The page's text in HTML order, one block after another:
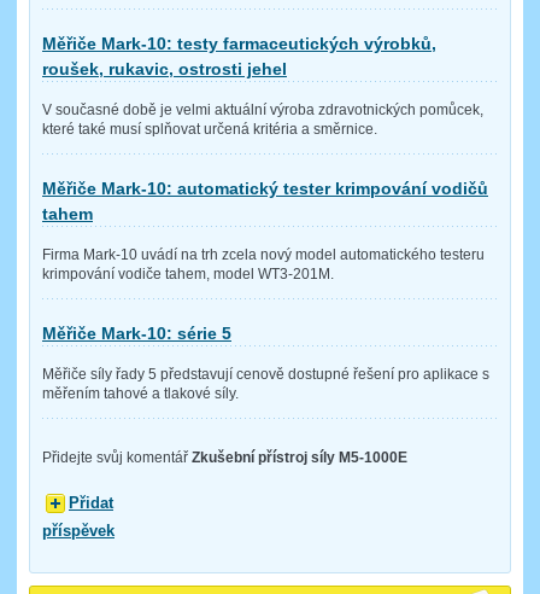
Měřiče Mark-10: testy farmaceutických výrobků,
roušek, rukavic, ostrosti jehel
V současné době je velmi aktuální výroba zdravotnických pomůcek,
které také musí splňovat určená kritéria a směrnice.
Měřiče Mark-10: automatický tester krimpování vodičů
tahem
Firma Mark-10 uvádí na trh zcela nový model automatického testeru
krimpování vodiče tahem, model WT3-201M.
Měřiče Mark-10: série 5
Měřiče síly řady 5 představují cenově dostupné řešení pro aplikace s
měřením tahové a tlakové síly.
Přidejte svůj komentář Zkušební přístroj síly M5-1000E
Přidat
příspěvek